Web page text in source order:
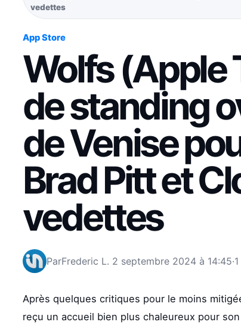
vedettes
App Store
Wolfs (Apple
de standing
de Venise
Brad Pitt et
vedettes
ParFrederic L. 2 septembre 2024 à 14:45·
Après quelques critiques pour le moins
reçu un accueil bien plus chaleureux pour